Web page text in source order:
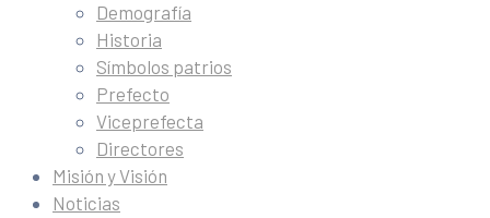
Demografía
Historia
Símbolos patrios
Prefecto
Viceprefecta
Directores
Misión y Visión
Noticias